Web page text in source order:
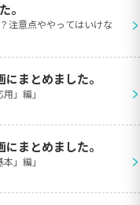
。
注意点ややってはいけな
>
まとめました。
」編」 >
まとめました。
」編」 >